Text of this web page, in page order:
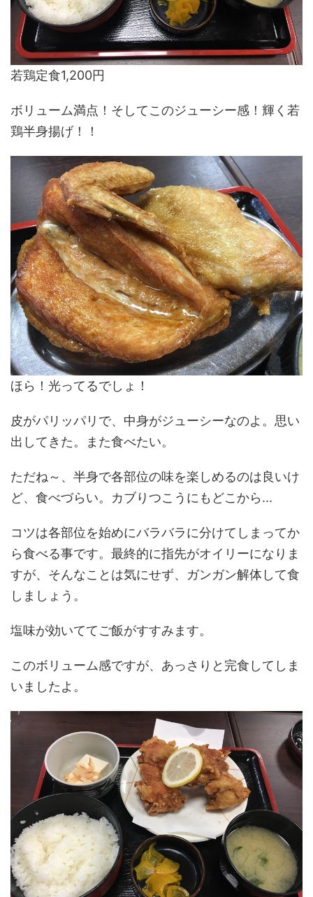
若鶏定食1,200円
ボリューム満点！そしてこのジューシー感！輝く若
鶏半身揚げ！！
ほら！光ってるでしょ！
皮がパリッパリで、中身がジューシーなのよ。思い
出してきた。また食べたい。
ただね～、半身で各部位の味を楽しめるのは良いけ
ど、食べづらい。カブりつこうにもどこから...
コツは各部位を始めにバラバラに分けてしまってか
ら食べる事です。最終的に指先がオイリーになりま
すが、そんなことは気にせず、ガンガン解体して食
しましょう。
塩味が効いててご飯がすすみます。
このボリューム感ですが、あっさりと完食してしま
いましたよ。